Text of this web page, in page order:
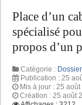
Place d’un
spécialisé
propos d’un
Catégorie :
Publication : 25
Mis à jour : 25 août
Création : 25 août